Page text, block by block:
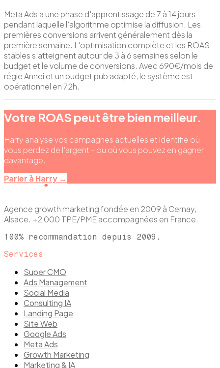
Meta Ads a une phase d'apprentissage de 7 à 14 jours
pendant laquelle l'algorithme optimise la diffusion. Les
premières conversions arrivent généralement dès la
première semaine. L'optimisation complète et les ROAS
stables s'atteignent autour de 3 à 6 semaines selon le
budget et le volume de conversions. Avec 690€/mois de
régie Annei et un budget pub adapté, le système est
opérationnel en 72h.
Votre ROAS peut être bien meilleur.
Harry analyse vos campagnes actuelles et identifie où
vous perdez de l'argent - ou où vous pouvez en gagner
davantage.
Parler à Harry →
Agence growth marketing fondée en 2009 à Cernay,
Alsace. +2 000 TPE/PME accompagnées en France.
100% recommandation depuis 2009.
Services
Super CMO
Ads Management
Social Media
Consulting IA
Landing Page
Site Web
Google Ads
Meta Ads
Growth Marketing
Marketing & IA